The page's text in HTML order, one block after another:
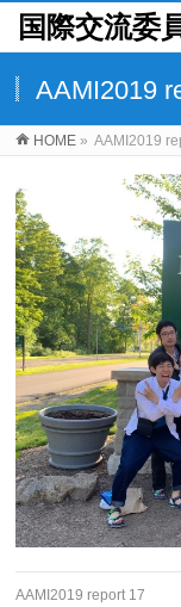
国際交流委
AAMI2019
HOME » AAMI2019
AAMI2019 report 17